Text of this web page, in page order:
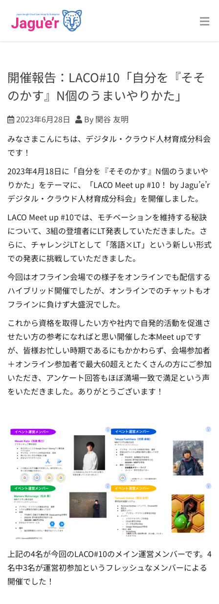
開催報告：LACO#10「自分を『そそ
のかす』N個のうまいやりかた」
2023年6月28日
By 関谷 友明
みなさまこんにちは、デジタル・クラウド人材育成分科会
です！
2023年4月18日に「自分を『そそのかす』N個のうまいや
りかた」をテーマに、「LACO Meet up #10！ by Jagu’e’r
デジタル・クラウド人材育成分科会」を開催しました。
LACO Meet up #10では、モチベーションを維持する秘訣
について、3組の登壇者にLT発表していただきました。さ
らに、チャレンジLTとして「落語×LT」という新しい形式
での発表に挑戦していただきました。
今回はオフライン会場での様子をオンラインでも配信する
ハイブリッド開催でしたが、オンラインでのチャットもオ
フラインに負けず大盛況でした。
これから資格を取得したい方や社内で自発的活動を促進さ
せたい方の参考になればと思い開催した本Meet upです
が、皆様お忙しい時期であるにもかかわらず、会場参加者
＋オンライン参加者で最大60超えとたくさんの方にご参加
いただき、アンケート回答もほぼ満場一致で満足という声
をいただきました。ありがとうございます！
上記の4名が今回のLACO#10のメイン運営メンバーです。4
名中3名が運営初参加というフレッシュなメンバーによる
開催でした！